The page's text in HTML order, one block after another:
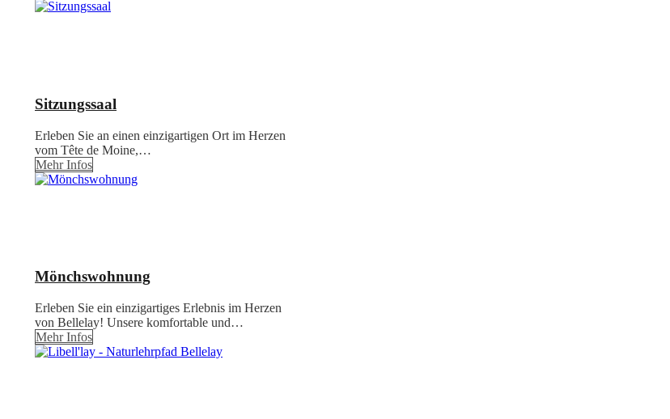
Sitzungssaal
Erleben Sie an einen einzigartigen Ort im Herzen
vom Tête de Moine,…
Mehr Infos
Mönchswohnung
Erleben Sie ein einzigartiges Erlebnis im Herzen
von Bellelay! Unsere komfortable und…
Mehr Infos